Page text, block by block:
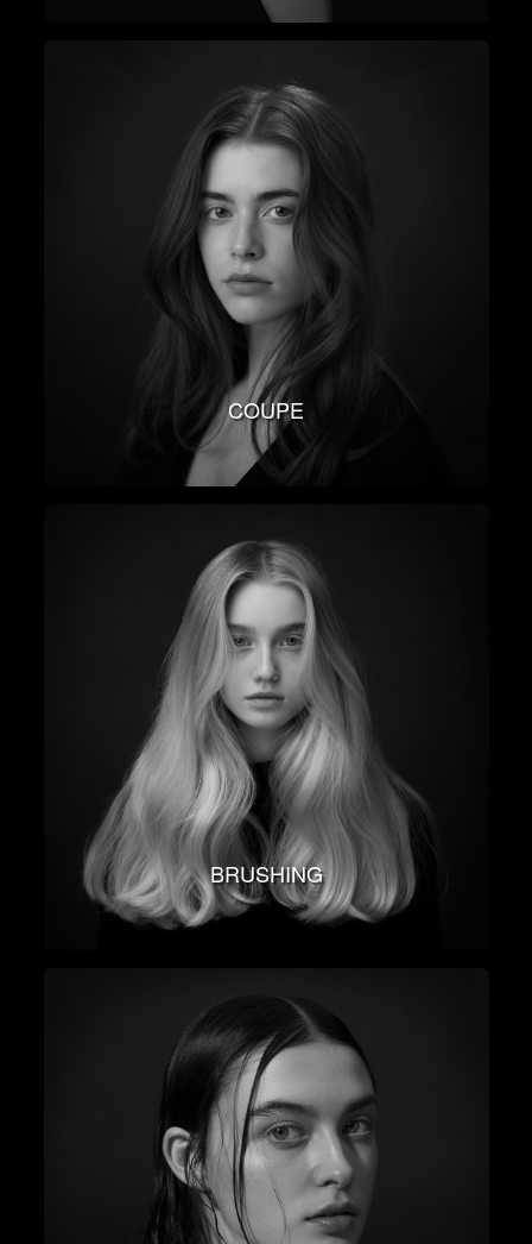
COUPE
BRUSHING